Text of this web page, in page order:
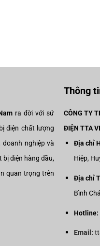
ra đời với sứ
điện chất lượng
nghiệp và
bị điện hàng đầu,
quan trọng trên
Thông
CÔNG TY
ĐIỆN TTA
Địa chỉ
Hiệp,
Địa chỉ
Bình
Hotline:
Email: